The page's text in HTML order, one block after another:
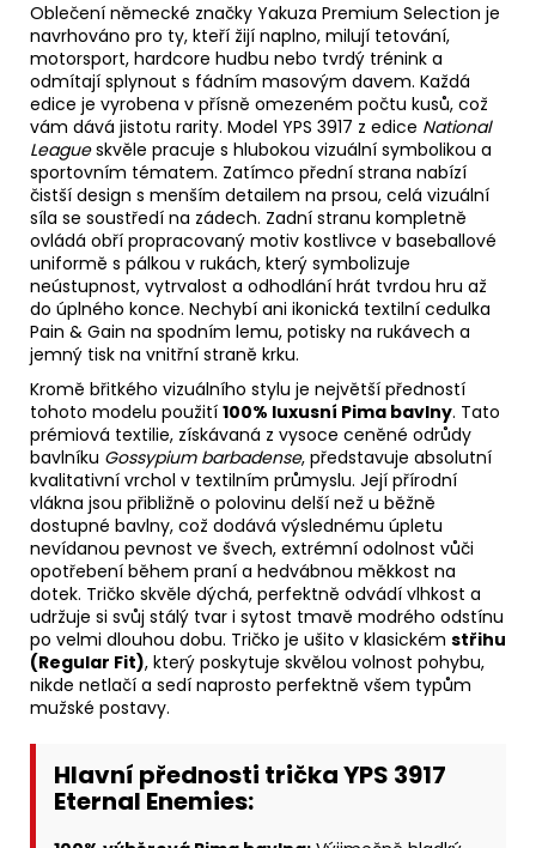
Oblečení německé značky Yakuza Premium Selection je
navrhováno pro ty, kteří žijí naplno, milují tetování,
motorsport, hardcore hudbu nebo tvrdý trénink a
odmítají splynout s fádním masovým davem. Každá
edice je vyrobena v přísně omezeném počtu kusů, což
vám dává jistotu rarity. Model YPS 3917 z edice National
Leagueskvěle pracuje s hlubokou vizuální symbolikou a
sportovním tématem. Zatímco přední strana nabízí
čistší design s menším detailem na prsou, celá vizuální
síla se soustředí na zádech. Zadní stranu kompletně
ovládá obří propracovaný motiv kostlivce v baseballové
uniformě s pálkou v rukách, který symbolizuje
neústupnost, vytrvalost a odhodlání hrát tvrdou hru až
do úplného konce. Nechybí ani ikonická textilní cedulka
Pain & Gain na spodním lemu, potisky na rukávech a
jemný tisk na vnitřní straně krku.
Kromě břitkého vizuálního stylu je největší předností
tohoto modelu použití 100% luxusní Pima bavlny. Tato
prémiová textilie, získávaná z vysoce ceněné odrůdy
bavlníku Gossypium barbadense, představuje absolutní
kvalitativní vrchol v textilním průmyslu. Její přírodní
vlákna jsou přibližně o polovinu delší než u běžně
dostupné bavlny, což dodává výslednému úpletu
nevídanou pevnost ve švech, extrémní odolnost vůči
opotřebení během praní a hedvábnou měkkost na
dotek. Tričko skvěle dýchá, perfektně odvádí vlhkost a
udržuje si svůj stálý tvar i sytost tmavě modrého odstínu
po velmi dlouhou dobu. Tričko je ušito v klasickém střihu
(Regular Fit), který poskytuje skvělou volnost pohybu,
nikde netlačí a sedí naprosto perfektně všem typům
mužské postavy.
Hlavní přednosti trička YPS 3917
Eternal Enemies: